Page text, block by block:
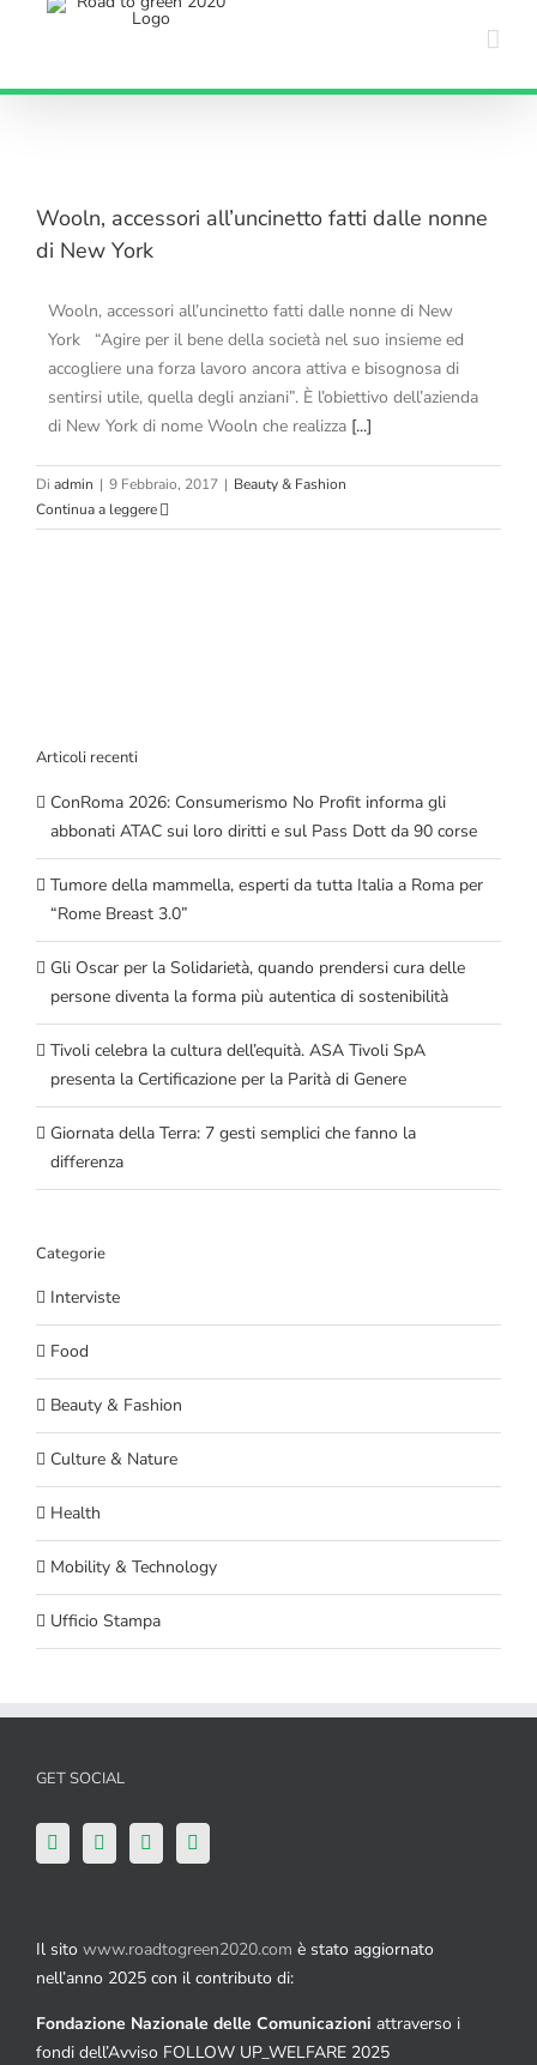
Wooln, accessori all’uncinetto fatti dalle nonne
di New York
Wooln, accessori all’uncinetto fatti dalle nonne di New
York “Agire per il bene della società nel suo insieme ed
accogliere una forza lavoro ancora attiva e bisognosa di
sentirsi utile, quella degli anziani”. È l’obiettivo dell’azienda
di New York di nome Wooln che realizza [...]
Di admin | 9 Febbraio, 2017 | Beauty & Fashion
Continua a leggere
Articoli recenti
ConRoma 2026: Consumerismo No Profit informa gli
abbonati ATAC sui loro diritti e sul Pass Dott da 90 corse
Tumore della mammella, esperti da tutta Italia a Roma per
“Rome Breast 3.0”
Gli Oscar per la Solidarietà, quando prendersi cura delle
persone diventa la forma più autentica di sostenibilità
Tivoli celebra la cultura dell’equità. ASA Tivoli SpA
presenta la Certificazione per la Parità di Genere
Giornata della Terra: 7 gesti semplici che fanno la
differenza
Categorie
Interviste
Food
Beauty & Fashion
Culture & Nature
Health
Mobility & Technology
Ufficio Stampa
GET SOCIAL
Il sito www.roadtogreen2020.com è stato aggiornato
nell’anno 2025 con il contributo di:
Fondazione Nazionale delle Comunicazioni attraverso i
fondi dell’Avviso FOLLOW UP_WELFARE 2025